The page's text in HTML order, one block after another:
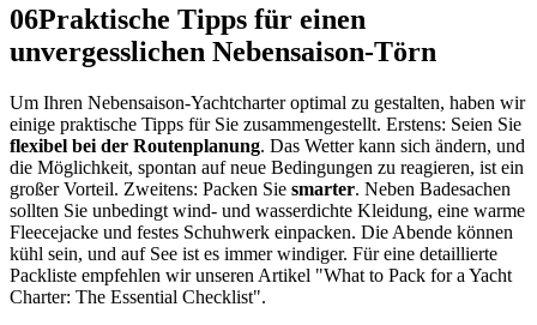
06Praktische Tipps für einen
unvergesslichen Nebensaison-Törn
Um Ihren Nebensaison-Yachtcharter optimal zu gestalten, haben wir
einige praktische Tipps für Sie zusammengestellt. Erstens: Seien Sie
flexibel bei der Routenplanung. Das Wetter kann sich ändern, und
die Möglichkeit, spontan auf neue Bedingungen zu reagieren, ist ein
großer Vorteil. Zweitens: Packen Sie smarter. Neben Badesachen
sollten Sie unbedingt wind- und wasserdichte Kleidung, eine warme
Fleecejacke und festes Schuhwerk einpacken. Die Abende können
kühl sein, und auf See ist es immer windiger. Für eine detaillierte
Packliste empfehlen wir unseren Artikel "What to Pack for a Yacht
Charter: The Essential Checklist".